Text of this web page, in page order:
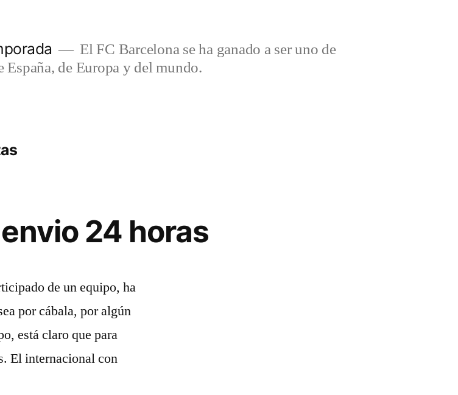
El FC Barcelona se ha ganado a ser uno de
de Europa y del mundo.
24 horas
de un equipo, ha
por cábala, por algún
está claro que para
El internacional con